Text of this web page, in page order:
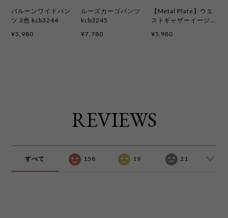
バルーンワイドパン
ツ 3色 kcb3244
¥5,980
ルーズカーゴパンツ
kcb3245
¥7,780
【Metal Plate】ウエ
ストギャザーイージ
kcb3193
¥5,980
REVIEWS
すべて 158 19 21